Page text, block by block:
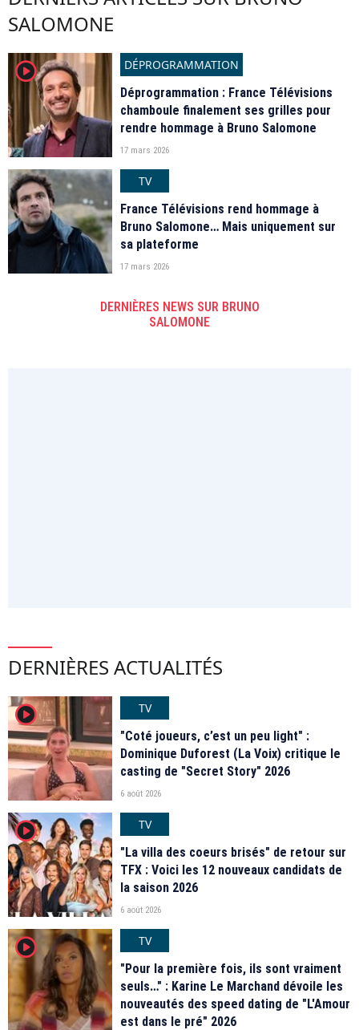
SALOMONE
player2
DÉPROGRAMMATION
Déprogrammation : France Télévisions
chamboule finalement ses grilles pour
rendre hommage à Bruno Salomone
17 mars 2026
TV
France Télévisions rend hommage à
Bruno Salomone… Mais uniquement sur
sa plateforme
17 mars 2026
DERNIÈRES NEWS SUR BRUNO
SALOMONE
DERNIÈRES ACTUALITÉS
player2
TV
"Coté joueurs, c’est un peu light" :
Dominique Duforest (La Voix) critique le
casting de "Secret Story" 2026
6 août 2026
player2
TV
"La villa des coeurs brisés" de retour sur
TFX : Voici les 12 nouveaux candidats de
la saison 2026
6 août 2026
player2
TV
"Pour la première fois, ils sont vraiment
seuls…" : Karine Le Marchand dévoile les
nouveautés des speed dating de "L'Amour
est dans le pré" 2026